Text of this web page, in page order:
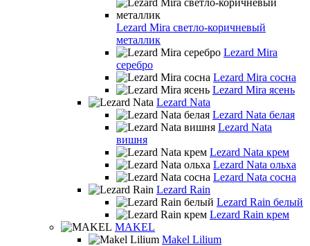
Lezard Mira светло-коричневый
металлик
Lezard Mira
серебро
Lezard Mira сосна
Lezard Mira ясень
Lezard Nata
Lezard Nata белая
Lezard Nata
вишня
Lezard Nata крем
Lezard Nata ольха
Lezard Nata сосна
Lezard Rain
Lezard Rain белый
Lezard Rain крем
MAKEL
Makel Lilium